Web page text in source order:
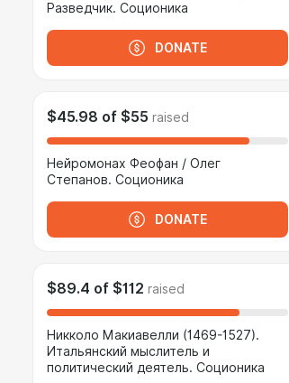
Разведчик. Соционика
DONATE
$45.98 of $55 raised
Нейромонах Феофан / Олег
Степанов. Соционика
DONATE
$89.4 of $112 raised
Никколо Макиавелли (1469-1527).
Итальянский мыслитель и
политический деятель. Соционика